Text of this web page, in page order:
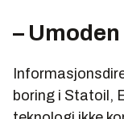
–
boring i Statoil,